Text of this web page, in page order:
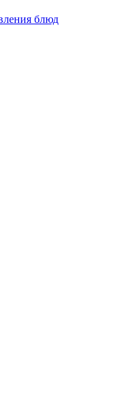
блюд